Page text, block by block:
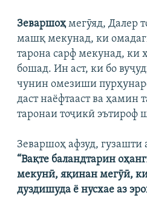
Зеваршоҳмегӯяд, Далер
машқ мекунад, ки
тарона сарф мекунад, ки
бошад. Ин аст, ки бо
чунин омезиши
даст наёфтааст ва ҳамин
таронаи тоҷикӣ эътироф
Зеваршоҳ афзуд, гузашти
“Вақте баландтарин
мекунӣ, яқинан мегӯӣ,
дуздишуда ё нусхае аз